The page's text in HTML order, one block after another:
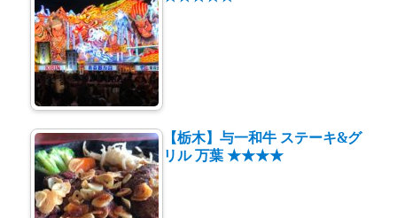
【栃木】与一和牛 ステーキ&グ
リル 万葉 ★★★★